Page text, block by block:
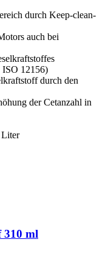
durch Keep-clean-
auch bei
12156)
durch den
der Cetanzahl in
Liter
310 ml